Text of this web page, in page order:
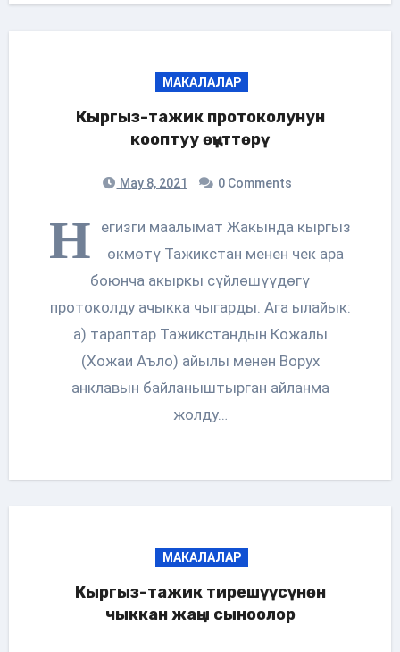
МАКАЛАЛАР
Кыргыз-тажик протоколунун
кооптуу өңүттөрү
May 8, 2021 0 Comments
Н
егизги маалымат Жакында кыргыз
өкмөтү Тажикстан менен чек ара
боюнча акыркы сүйлөшүүдөгү
протоколду ачыкка чыгарды. Ага ылайык:
а) тараптар Тажикстандын Кожалы
(Хожаи Аъло) айылы менен Ворух
анклавын байланыштырган айланма
жолду…
МАКАЛАЛАР
Кыргыз-тажик тирешүүсүнөн
чыккан жаңы сыноолор